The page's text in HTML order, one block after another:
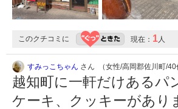
このクチコミに 現在： 1 人
すみっこちゃん さん （女性/高岡郡佐川町/40
越知町に一軒だけあるパ
ケーキ、クッキーがあり